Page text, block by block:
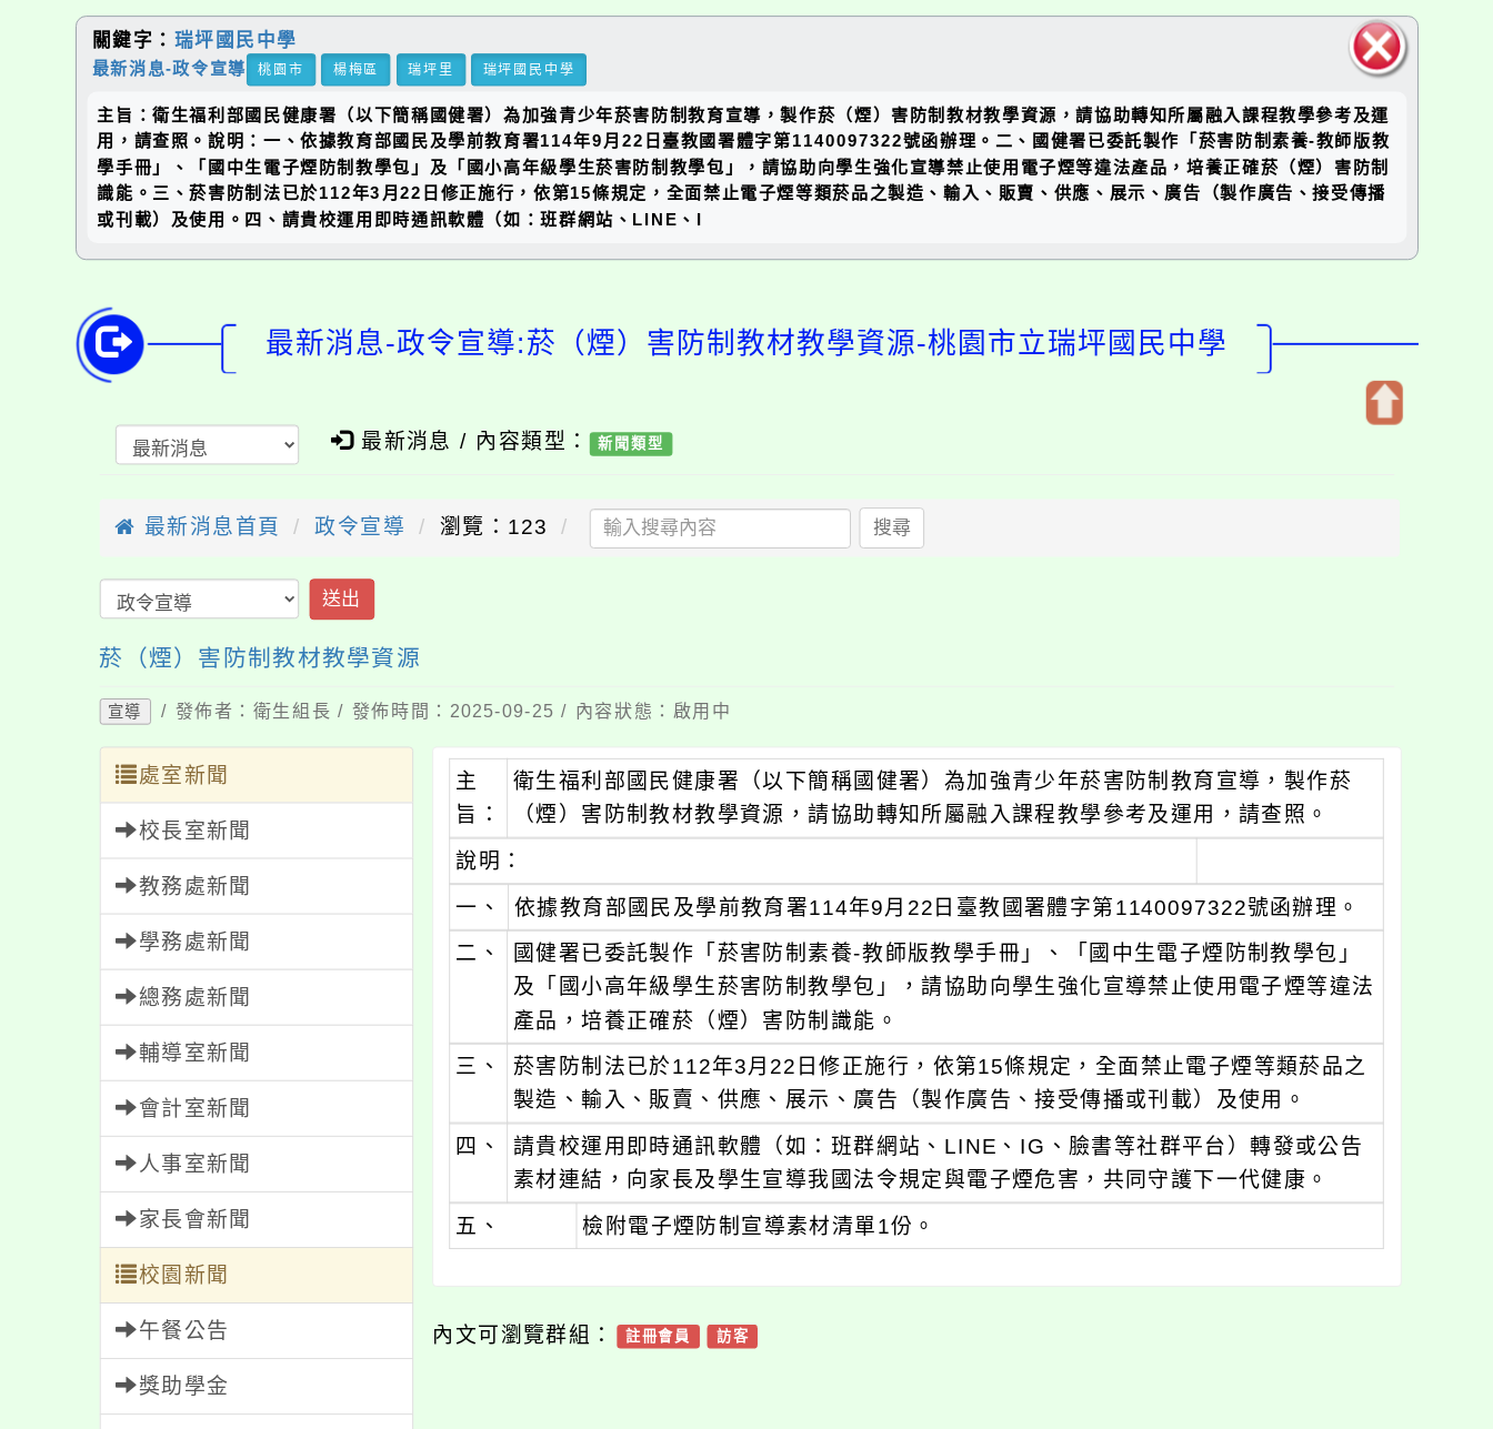
塊
關鍵字： 瑞坪國民中學
最新消息-政令宣導 桃園市 楊梅區 瑞坪里 瑞坪國民中學
主旨：衛生福利部國民健康署（以下簡稱國健署）為加強青少年菸害防制教育宣導，製作菸（煙）害防制教材教學資源，請協助轉知所屬融入課程教學參考及運
用，請查照。說明：一、依據教育部國民及學前教育署114年9月22日臺教國署體字第1140097322號函辦理。二、國健署已委託製作「菸害防制素養-教師版教
學手冊」、「國中生電子煙防制教學包」及「國小高年級學生菸害防制教學包」，請協助向學生強化宣導禁止使用電子煙等違法產品，培養正確菸（煙）害防制
識能。三、菸害防制法已於112年3月22日修正施行，依第15條規定，全面禁止電子煙等類菸品之製造、輸入、販賣、供應、展示、廣告（製作廣告、接受傳播
或刊載）及使用。四、請貴校運用即時通訊軟體（如：班群網站、LINE、I
最新消息-政令宣導:菸（煙）害防制教材教學資源-桃園市立瑞坪國民中學
最新消息 / 內容類型： 新聞類型
最新消息首頁 政令宣導 瀏覽：123 搜尋
送出
菸（煙）害防制教材教學資源
宣導 / 發佈者：衛生組長 / 發佈時間：2025-09-25 / 內容狀態：啟用中
處室新聞
校長室新聞
教務處新聞
學務處新聞
總務處新聞
輔導室新聞
會計室新聞
人事室新聞
家長會新聞
校園新聞
午餐公告
獎助學金
主
旨：
衛生福利部國民健康署（以下簡稱國健署）為加強青少年菸害防制教育宣導，製作菸
（煙）害防制教材教學資源，請協助轉知所屬融入課程教學參考及運用，請查照。
說明：
一、 依據教育部國民及學前教育署114年9月22日臺教國署體字第1140097322號函辦理。
二、
國健署已委託製作「菸害防制素養-教師版教學手冊」、「國中生電子煙防制教學包」
及「國小高年級學生菸害防制教學包」，請協助向學生強化宣導禁止使用電子煙等違法
產品，培養正確菸（煙）害防制識能。
三、
菸害防制法已於112年3月22日修正施行，依第15條規定，全面禁止電子煙等類菸品之
製造、輸入、販賣、供應、展示、廣告（製作廣告、接受傳播或刊載）及使用。
四、
請貴校運用即時通訊軟體（如：班群網站、LINE、IG、臉書等社群平台）轉發或公告
素材連結，向家長及學生宣導我國法令規定與電子煙危害，共同守護下一代健康。
五、 檢附電子煙防制宣導素材清單1份。
內文可瀏覽群組： 註冊會員 訪客